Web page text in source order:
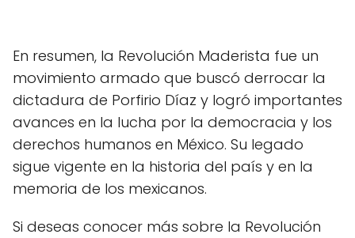
En resumen, la Revolución Maderista fue un
movimiento armado que buscó derrocar la
dictadura de Porfirio Díaz y logró importantes
avances en la lucha por la democracia y los
derechos humanos en México. Su legado
sigue vigente en la historia del país y en la
memoria de los mexicanos.
Si deseas conocer más sobre la Revolución